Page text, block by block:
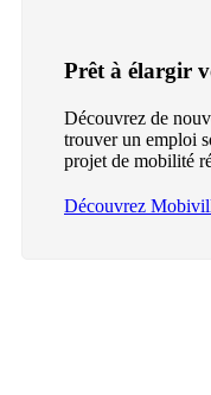
Prêt à élargir
Découvrez de
trouver un emploi
projet de mobilité
Découvrez